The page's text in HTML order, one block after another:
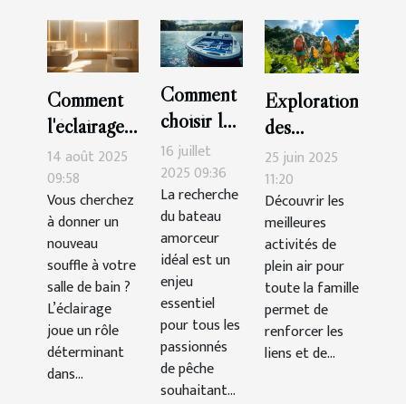
Comment
l'éclairage
peut
transformer
votre salle
de bain ?
14 août 2025
09:58
Vous cherchez
à donner un
nouveau
souffle à votre
salle de bain ?
L’éclairage
joue un rôle
déterminant
dans...
Comment
choisir le
meilleur
bateau
amorceur
pour vos
sessions
de pêche
?
16 juillet
2025 09:36
La recherche
du bateau
amorceur
idéal est un
enjeu
essentiel
pour tous les
passionnés
de pêche
souhaitant...
Exploration
des
meilleures
activités de
plein air
pour toute
la famille
25 juin 2025
11:20
Découvrir les
meilleures
activités de
plein air pour
toute la famille
permet de
renforcer les
liens et de...